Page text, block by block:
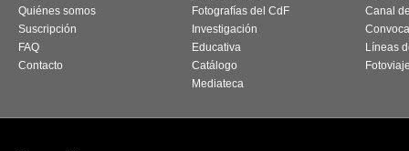
Quiénes somos
Suscripción
FAQ
Contacto
Fotografías del CdF
Investigación
Educativa
Catálogo
Mediateca
Canal
Líneas